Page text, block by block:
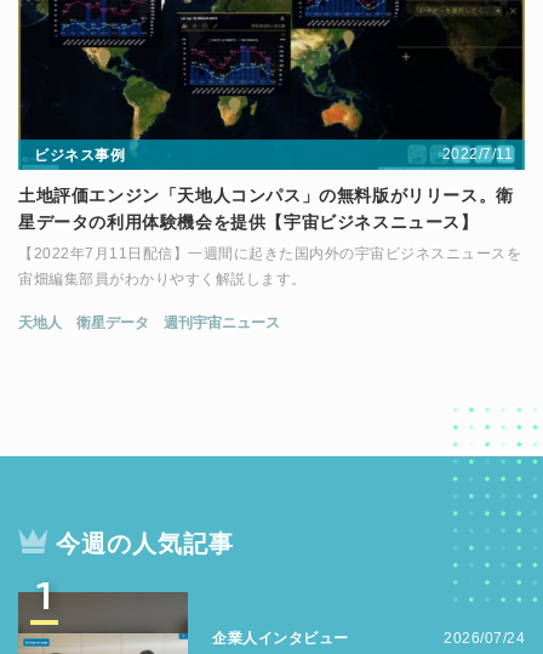
ビジネス事例 2022/7/11
土地評価エンジン「天地人コンパス」の無料版がリリース。衛
星データの利用体験機会を提供【宇宙ビジネスニュース】
【2022年7月11日配信】一週間に起きた国内外の宇宙ビジネスニュースを
宙畑編集部員がわかりやすく解説します。
天地人 衛星データ 週刊宇宙ニュース
今週の人気記事
1
企業人インタビュー 2026/07/24